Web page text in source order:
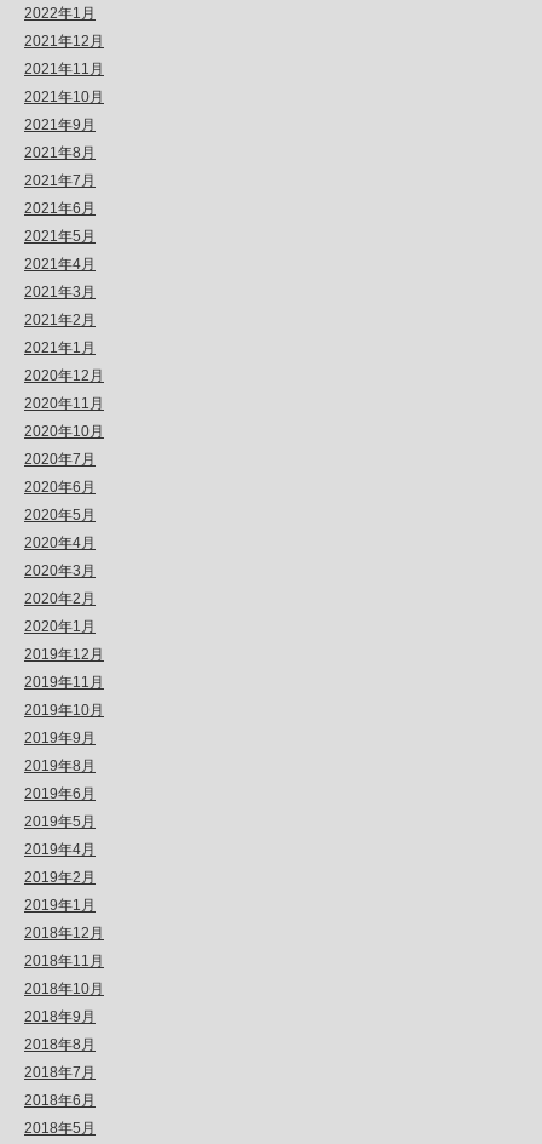
2022年1月
2021年12月
2021年11月
2021年10月
2021年9月
2021年8月
2021年7月
2021年6月
2021年5月
2021年4月
2021年3月
2021年2月
2021年1月
2020年12月
2020年11月
2020年10月
2020年7月
2020年6月
2020年5月
2020年4月
2020年3月
2020年2月
2020年1月
2019年12月
2019年11月
2019年10月
2019年9月
2019年8月
2019年6月
2019年5月
2019年4月
2019年2月
2019年1月
2018年12月
2018年11月
2018年10月
2018年9月
2018年8月
2018年7月
2018年6月
2018年5月